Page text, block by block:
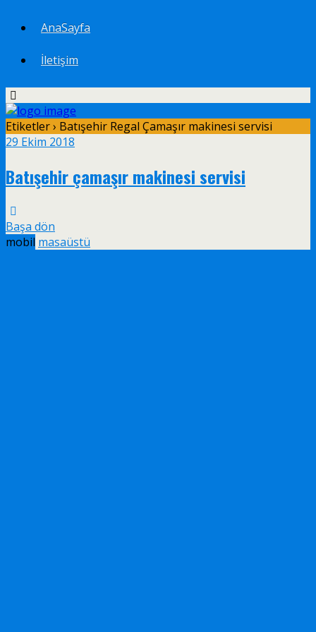
AnaSayfa
İletişim
Etiketler › Batışehir Regal Çamaşır makinesi servisi
29 Ekim 2018
Batışehir çamaşır makinesi servisi
Başa dön
mobil masaüstü